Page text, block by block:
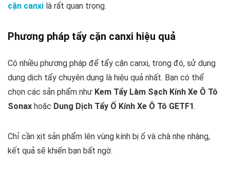
cặn canxi là rất quan trọng.
Phương pháp tẩy cặn canxi hiệu quả
Có nhiều phương pháp để tẩy cặn canxi, trong đó, sử dụng
dung dịch tẩy chuyên dụng là hiệu quả nhất. Bạn có thể
chọn các sản phẩm như Kem Tẩy Làm Sạch Kính Xe Ô Tô
Sonax hoặc Dung Dịch Tẩy Ố Kính Xe Ô Tô GETF1.
Chỉ cần xịt sản phẩm lên vùng kính bị ố và chà nhẹ nhàng,
kết quả sẽ khiến bạn bất ngờ.